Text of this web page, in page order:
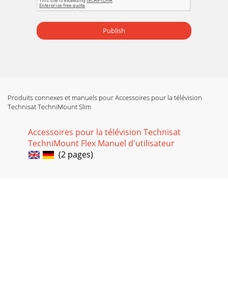
Publish
Produits connexes et manuels pour Accessoires pour la télévision
Technisat TechniMount Slim
Accessoires pour la télévision Technisat
TechniMount Flex Manuel d'utilisateur
(2 pages)